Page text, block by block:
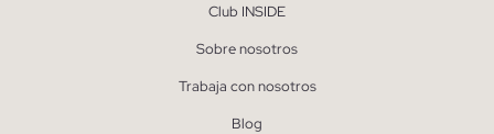
Club INSIDE
Sobre nosotros
Trabaja con nosotros
Blog